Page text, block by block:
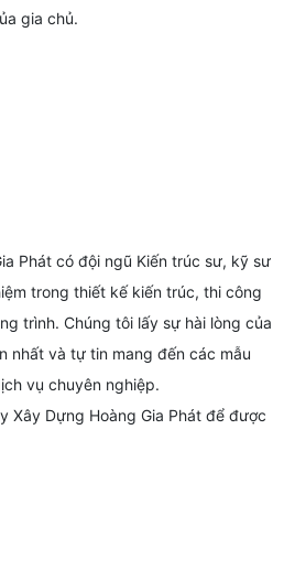
gia chủ.
Phát có đội ngũ Kiến trúc sư, kỹ sư
trong thiết kế kiến trúc, thi công
trình. Chúng tôi lấy sự hài lòng của
nhất và tự tin mang đến các mẫu
vụ chuyên nghiệp.
Xây Dựng Hoàng Gia Phát để được